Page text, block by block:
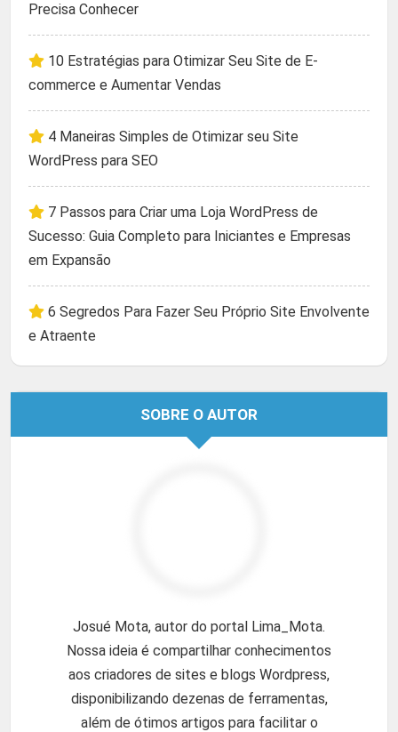
Precisa Conhecer
10 Estratégias para Otimizar Seu Site de E-
commerce e Aumentar Vendas
4 Maneiras Simples de Otimizar seu Site
WordPress para SEO
7 Passos para Criar uma Loja WordPress de
Sucesso: Guia Completo para Iniciantes e Empresas
em Expansão
6 Segredos Para Fazer Seu Próprio Site Envolvente
e Atraente
SOBRE O AUTOR
Josué Mota, autor do portal Lima_Mota.
Nossa ideia é compartilhar conhecimentos
aos criadores de sites e blogs Wordpress,
disponibilizando dezenas de ferramentas,
além de ótimos artigos para facilitar o